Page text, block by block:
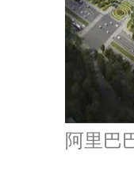
阿里巴